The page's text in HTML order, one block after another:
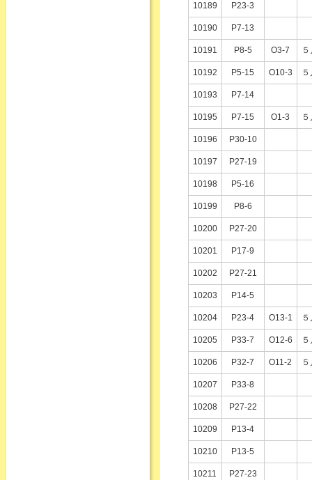
10189 P23-3
10190 P7-13
10191 P8-5 O3-7
10192 P5-15 O10-3
10193 P7-14
10195 P7-15 O1-3
10196 P30-10
10197 P27-19
10198 P5-16
10199 P8-6
10200 P27-20
10201 P17-9
10202 P27-21
10203 P14-5
10204 P23-4 O13-1
10205 P33-7 O12-6
10206 P32-7 O11-2
10207 P33-8
10208 P27-22
10209 P13-4
10210 P13-5
10211 P27-23